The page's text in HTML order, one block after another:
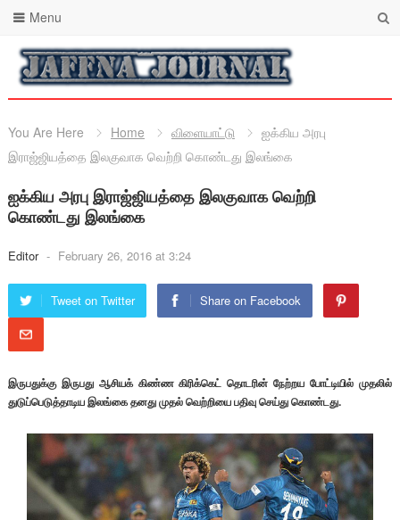
Menu
You Are Here Home விளையாட்டு
ஐக்கிய அரபு
இராஜ்ஜியத்தை இலகுவாக வெற்றி கொண்டது இலங்கை
ஐக்கிய அரபு இராஜ்ஜியத்தை இலகுவாக வெற்றி
கொண்டது இலங்கை
Editor - February 26, 2016 at 3:24
Tweet on Twitter Share on Facebook
இருபதுக்கு இருபது ஆசியக் கிண்ண கிரிக்கெட் தொடரின் நேற்றய போட்டியில் முதலில்
துடுப்பெடுத்தாடிய இலங்கை தனது முதல் வெற்றியை பதிவு செய்து கொண்டது.